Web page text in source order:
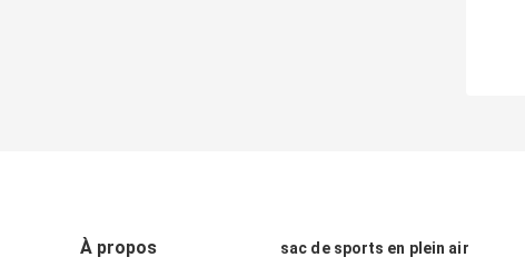
À propos sac de sports en plein air